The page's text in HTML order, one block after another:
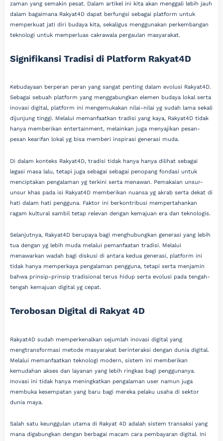
zaman yang semakin pesat. Dalam artikel ini kita akan menggali lebih jauh
dalam bagaimana Rakyat4D dapat berfungsi sebagai platform untuk
memperkuat jati diri budaya kita, sekaligus menggunakan perkembangan
teknologi untuk memperluas cakrawala pergaulan masyarakat.
Signifikansi Tradisi di Platform Rakyat4D
Kebudayaan berperan peran yang sangat penting dalam evolusi Rakyat4D.
Sebagai sebuah platform yang menggabungkan elemen budaya lokal serta
inovasi digital, platform ini mengemukakan nilai-nilai yg sudah lama sekali
dijunjung tinggi. Melalui memanfaatkan tradisi yang kaya, Rakyat4D tidak
hanya memberikan entertainment, melainkan juga menyajikan pesan-
pesan kearifan lokal yg bisa memberi inspirasi generasi muda.
Di dalam konteks Rakyat4D, tradisi tidak hanya hanya dilihat sebagai
legasi masa lalu, tetapi juga sebagai sebagai penopang fondasi untuk
menciptakan pengalaman yg terkini serta menawan. Pemakaian unsur-
unsur khas pada isi Rakyat4D memberikan nuansa yg akrab serta dekat di
hati dalam hati pengguna. Faktor ini berkontribusi mempertahankan
ragam kultural sambil tetap relevan dengan kemajuan era dan teknologis.
Selanjutnya, Rakyat4D berupaya bagi menghubungkan generasi yang lebih
tua dengan yg lebih muda melalui pemanfaatan tradisi. Melalui
menawarkan wadah bagi diskusi di antara kedua generasi, platform ini
tidak hanya memperkaya pengalaman pengguna, tetapi serta menjamin
bahwa prinsip-prinsip tradisional terus hidup serta evolusi pada tengah-
tengah kemajuan digital yg cepat.
Terobosan Digital di Rakyat 4D
Rakyat4D sudah memperkenalkan sejumlah inovasi digital yang
mengtransformasi metode masyarakat berinteraksi dengan dunia digital.
Melalui memanfaatkan teknologi modern, sistem ini memberikan
kemudahan akses dan layanan yang lebih ringkas bagi penggunanya.
Inovasi ini tidak hanya meningkatkan pengalaman user namun juga
membuka kesempatan yang baru bagi mereka pelaku usaha di sektor
dunia maya.
Salah satu keunggulan utama di Rakyat 4D adalah sistem transaksi yang
mana digabungkan dengan berbagai macam cara pembayaran digital. Ini